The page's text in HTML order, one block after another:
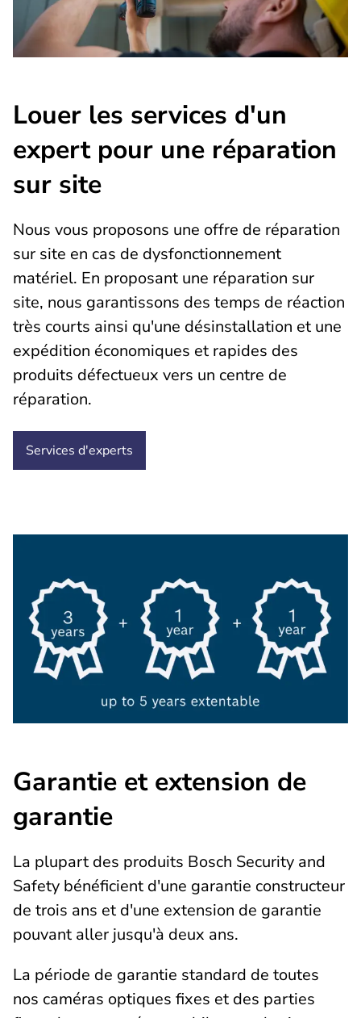
Louer les services d'un
expert pour une réparation
sur site
Nous vous proposons une offre de réparation
sur site en cas de dysfonctionnement
matériel. En proposant une réparation sur
site, nous garantissons des temps de réaction
très courts ainsi qu'une désinstallation et une
expédition économiques et rapides des
produits défectueux vers un centre de
réparation.
Services d'experts
Garantie et extension de
garantie
La plupart des produits Bosch Security and
Safety bénéficient d'une garantie constructeur
de trois ans et d'une extension de garantie
pouvant aller jusqu'à deux ans.
La période de garantie standard de toutes
nos caméras optiques fixes et des parties